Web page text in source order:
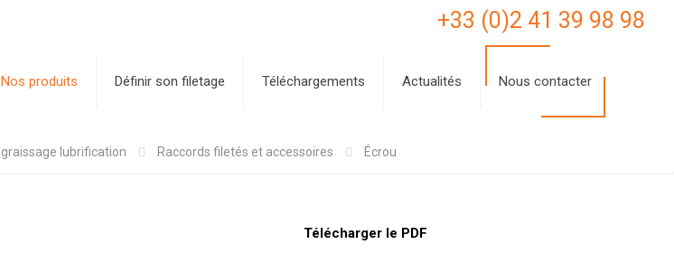
+33 (0)2 41 39 98 98
Nos produits Définir son filetage Téléchargements Actualités Nous contacter
graissage lubrification Raccords filetés et accessoires Écrou
Télécharger le PDF